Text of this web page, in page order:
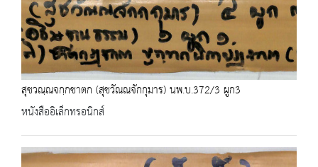
สุชวณฺณจกฺกชาตก (สุชวัณณจักกุมาร) นพ.บ.372/3 ผูก3
หนังสืออิเล็กทรอนิกส์